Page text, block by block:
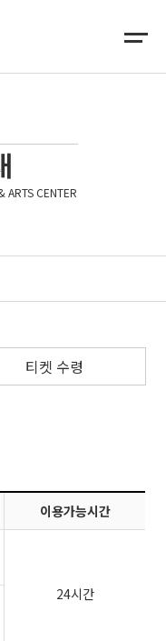
ARTS CENTER
티켓 수령
이용가능시간
24시간